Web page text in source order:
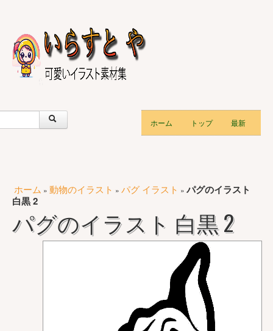
ホーム トップ 最新
ホーム » 動物のイラスト » パグ イラスト » パグのイラスト
白黒 2
パグのイラスト 白黒 2